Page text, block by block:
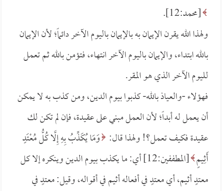
[محمد:12].
ولهذا الله يقرن الإيمان به بالإيمان باليوم الآخر دائماً؛ لأن الإيمان
بالله ابتداء، والإيمان باليوم الآخر انتهاء، فتؤمن بالله ثم تعمل
لليوم الآخر الذي هو المقر.
فهؤلاء -والعياذ بالله- كذبوا بيوم الدين، ومن كذب به لا يمكن
أن يعمل له أبداً؛ لأن العمل مبني على عقيدة، فإن لم تكن لك
عقيدة فكيف تعمل؟! ولهذا قال: وَمَا يُكَذِّبُ بِهِ إِلَّا كُلُّ مُعْتَدٍ
أَثِيمٍ
[المطففين:12] أي: ما يكذب بيوم الدين وينكره إلا كل
معتدٍ أثيم، أي معتدٍ في أفعاله أثيم في أقواله، وقيل: معتدٍ في